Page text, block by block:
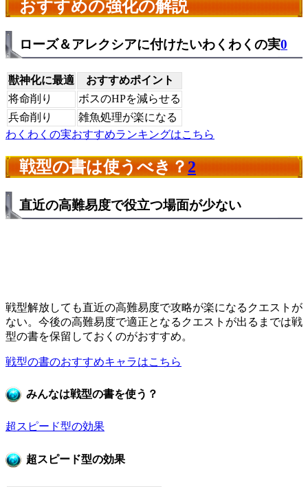
おすすめの強化の解説
ローズ＆アレクシアに付けたいわくわくの実0
獣神化に最適
おすすめポイント
将命削り
ボスのHPを減らせる
兵命削り
雑魚処理が楽になる
わくわくの実おすすめランキングはこちら
戦型の書は使うべき？2
直近の高難易度で役立つ場面が少ない
戦型解放しても直近の高難易度で攻略が楽になるクエストが
ない。今後の高難易度で適正となるクエストが出るまでは戦
型の書を保留しておくのがおすすめ。
戦型の書のおすすめキャラはこちら
みんなは戦型の書を使う？
超スピード型の効果
超スピード型の効果